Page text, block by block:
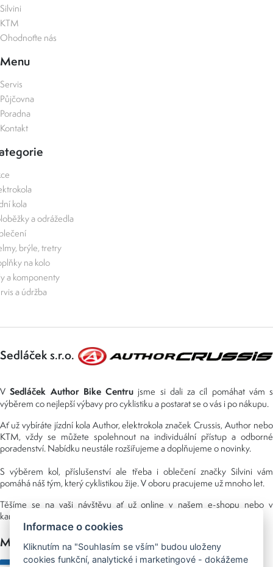
Silvini
KTM
Ohodnoťte nás
Menu
Servis
Půjčovna
Poradna
Kontakt
kola
a odrážedla
brýle, tretry
na kolo
a komponenty
a údržba
Sedláček s.r.o.
VSedláček Author Bike Centru jsme si dali za cíl pomáhat vám s
výběrem co nejlepší výbavy pro cyklistiku a postarat se o vás i po nákupu.
Ať už vybíráte jízdní kola Author, elektrokola značek Crussis, Author nebo
KTM, vždy se můžete spolehnout na individuální přístup a odborné
poradenství. Nabídku neustále rozšiřujeme a doplňujeme o novinky.
S výběrem kol, příslušenství ale třeba i oblečení značky Silvini vám
pomáhá náš tým, který cyklistikou žije. V oboru pracujeme už mnoho let.
Těšíme se na vaši návštěvu ať už online v našem e-shopu nebo v
kamenné prodejně, kterou najdete v NS (nákupní středisko) URAN.
Možnosti platby
Informace o cookies
Kliknutím na "Souhlasím se vším" budou uloženy
cookies funkční, analytické i marketingové - dokážeme